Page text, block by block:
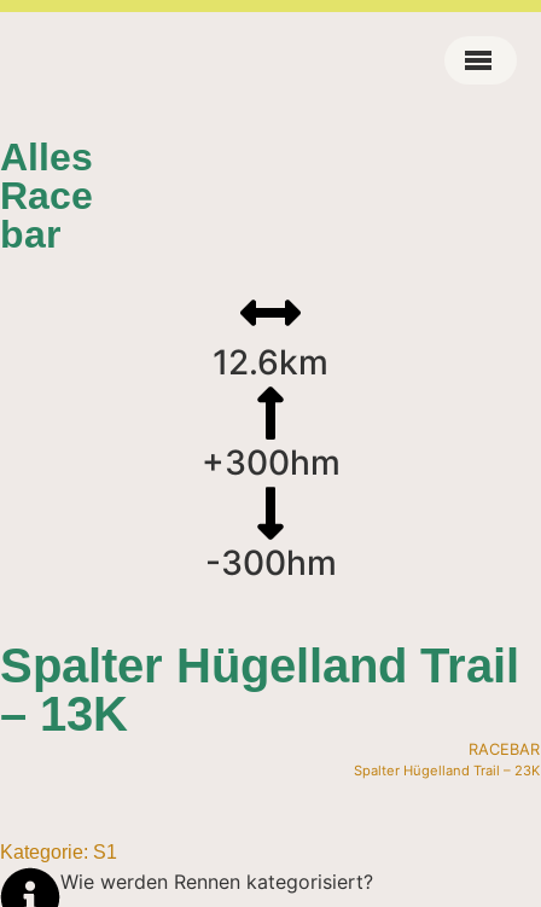
Alles
Race
bar
12.6km
+300hm
-300hm
Spalter Hügelland Trail
– 13K
RACEBAR
Spalter Hügelland Trail – 23K
Kategorie: S1
Wie werden Rennen kategorisiert?